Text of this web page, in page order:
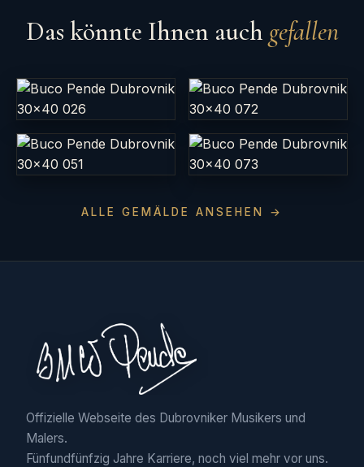
Das könnte Ihnen auch gefallen
ALLE GEMÄLDE ANSEHEN →
Offizielle Webseite des Dubrovniker Musikers und
Malers.
Fünfundfünfzig Jahre Karriere, noch viel mehr vor uns.